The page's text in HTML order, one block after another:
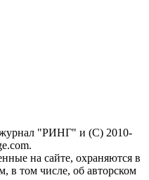
журнал "РИНГ" и (С) 2010-
на сайте, охраняются в
в том числе, об авторском